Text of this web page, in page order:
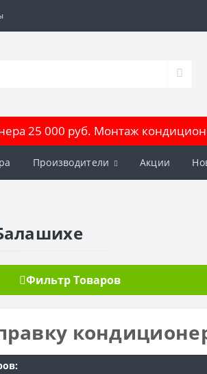
25 000 руб. Монтаж
Производители Акции
Фильтр Товаров